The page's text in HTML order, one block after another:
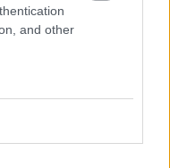
and other